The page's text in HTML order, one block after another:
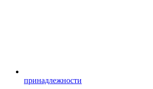
принадлежности